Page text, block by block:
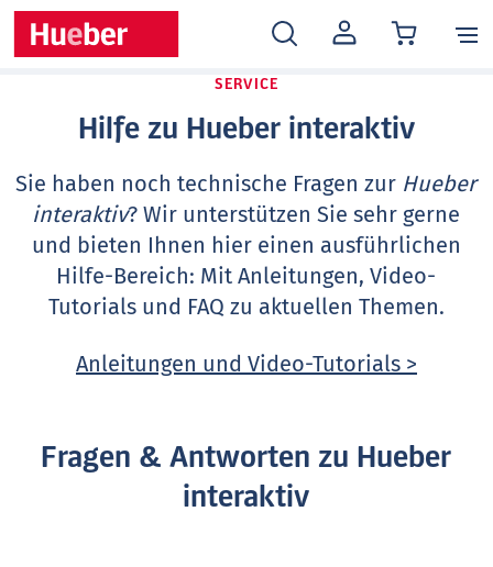
MEIN
KONTO
SERVICE
Hilfe zu Hueber interaktiv
Sie haben noch technische Fragen zur Hueber
interaktiv? Wir unterstützen Sie sehr gerne
und bieten Ihnen hier einen ausführlichen
Hilfe-Bereich: Mit Anleitungen, Video-
Tutorials und FAQ zu aktuellen Themen.
Anleitungen und Video-Tutorials >
Fragen & Antworten zu Hueber
interaktiv